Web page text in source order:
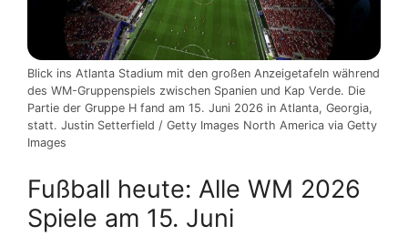
Blick ins Atlanta Stadium mit den großen Anzeigetafeln während
des WM-Gruppenspiels zwischen Spanien und Kap Verde. Die
Partie der Gruppe H fand am 15. Juni 2026 in Atlanta, Georgia,
statt. Justin Setterfield / Getty Images North America via Getty
Images
Fußball heute: Alle WM 2026
Spiele am 15. Juni